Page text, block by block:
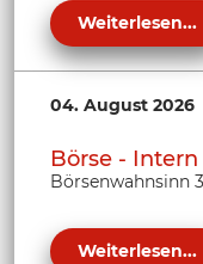
Weiterlesen...
04. August 2026
Börse - Intern
Börsenwahnsinn
Weiterlesen...